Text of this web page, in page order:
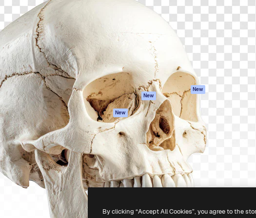
para você direcionar
Mais de 1 milhão de
criativos, empresas,
Gerador de
imagens
Gerador de vídeos
Texto para voz
Conteúdo de stock
MCP para
Claude/ChatGPT
New
Agentes New
API
App móvel
Todas as
ferramentas
Documentação
Atendimento
Termos e
condições
Política de
privacidade
Originais New
Política de cookies
Central de
confiabilidade
Afiliados
Empresas
Freepik Company S.L.U.Todos os direitos reservados.
By clicking “Accept All Cookies”, you agree to the